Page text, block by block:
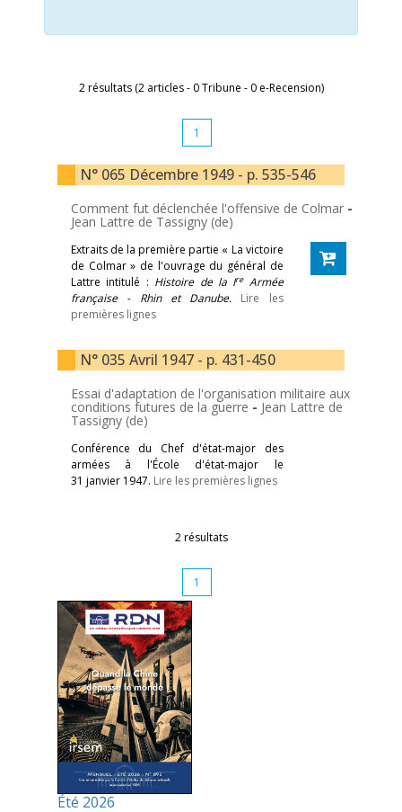
2 résultats (2 articles - 0 Tribune - 0 e-Recension)
1
N° 065 Décembre 1949 - p. 535-546
Comment fut déclenchée l'offensive de Colmar -
Jean Lattre de Tassigny (de)
Extraits de la première partie « La victoire
de Colmar » de l'ouvrage du général de
Lattre intitulé : Histoire de la IreArmée
française - Rhin et Danube.
Lire les
premières lignes
N° 035 Avril 1947 - p. 431-450
Essai d'adaptation de l'organisation militaire aux
conditions futures de la guerre - Jean Lattre de
Tassigny (de)
Conférence du Chef d'état-major des
armées à l'École d'état-major le
31 janvier 1947. Lire les premières lignes
2 résultats
1
Été 2026